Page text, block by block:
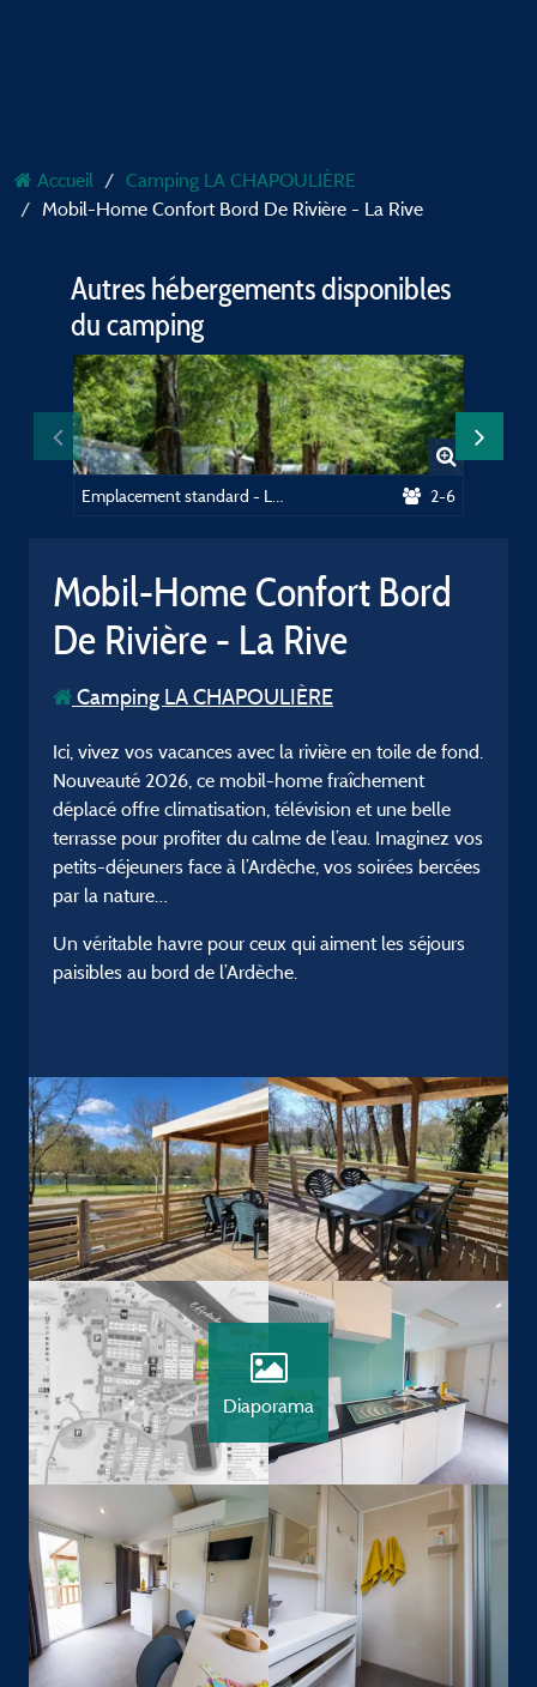
Accueil
Camping LA CHAPOULIÈRE
Mobil-Home Confort Bord De Rivière - La Rive
Autres hébergements disponibles
du camping
2-6
Mobil-Home Confort Bord
De Rivière - La Rive
Camping LA CHAPOULIÈRE
Ici, vivez vos vacances avec la rivière en toile de fond.
Nouveauté 2026, ce mobil-home fraîchement
déplacé offre climatisation, télévision et une belle
terrasse pour profiter du calme de l’eau. Imaginez vos
petits-déjeuners face à l’Ardèche, vos soirées bercées
par la nature…
Un véritable havre pour ceux qui aiment les séjours
paisibles au bord de l’Ardèche.
Diaporama